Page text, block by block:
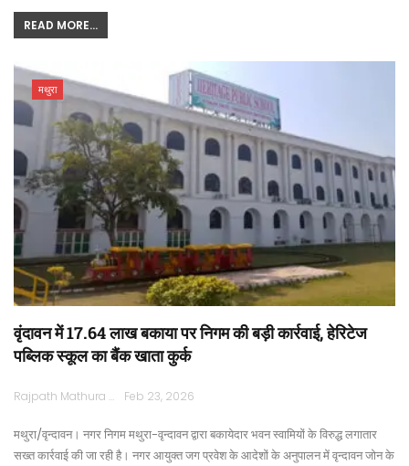
READ MORE...
मथुरा
वृंदावन में 17.64 लाख बकाया पर निगम की बड़ी कार्रवाई, हेरिटेज
पब्लिक स्कूल का बैंक खाता कुर्क
Rajpath Mathura Feb 23, 2026
मथुरा/वृन्दावन। नगर निगम मथुरा-वृन्दावन द्वारा बकायेदार भवन स्वामियों के विरुद्ध लगातार
सख्त कार्रवाई की जा रही है। नगर आयुक्त जग प्रवेश के आदेशों के अनुपालन में वृन्दावन जोन के